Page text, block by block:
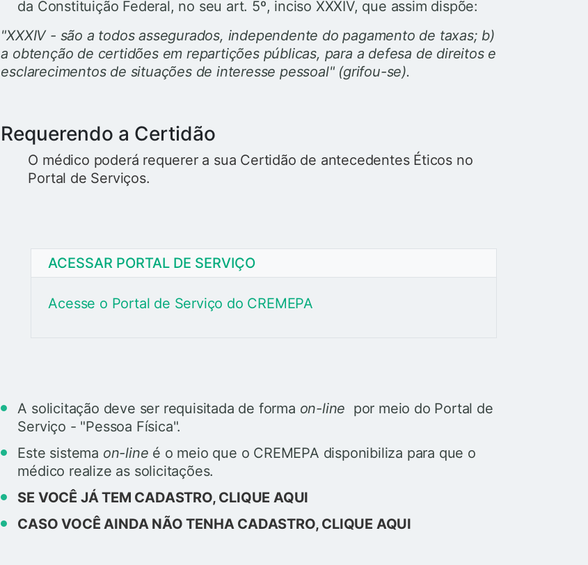
da Constituição Federal, no seu art. 5º, inciso XXXIV, que assim dispõe:
"XXXIV - são a todos assegurados, independente do pagamento de taxas; b)
a obtenção de certidões em repartições públicas, para a defesa de direitos e
esclarecimentos de situações de interesse pessoal" (grifou-se).
Requerendo a Certidão
O médico poderá requerer a sua Certidão de antecedentes Éticos no
Portal de Serviços.
ACESSAR PORTAL DE SERVIÇO
Acesse o Portal de Serviço do CREMEPA
A solicitação deve ser requisitada de forma on-line por meio do Portal de
Serviço - "Pessoa Física".
Este sistema on-line é o meio que o CREMEPA disponibiliza para que o
médico realize as solicitações.
SE VOCÊ JÁ TEM CADASTRO, CLIQUE AQUI
CASO VOCÊ AINDA NÃO TENHA CADASTRO, CLIQUE AQUI